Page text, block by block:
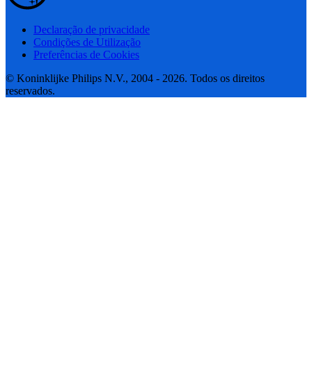
Declaração de privacidade
Condições de Utilização
Preferências de Cookies
© Koninklijke Philips N.V., 2004 - 2026. Todos os direitos
reservados.